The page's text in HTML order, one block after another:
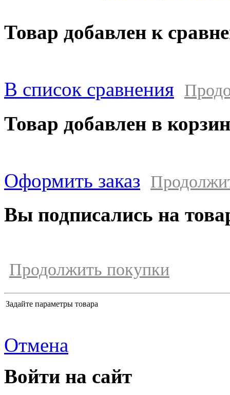
Товар добавлен к
В список сравнения
Товар добавлен в
Оформить заказ
Вы подписались на
Продолжить покупки
Задайте параметры товара
Отмена
Войти на сайт